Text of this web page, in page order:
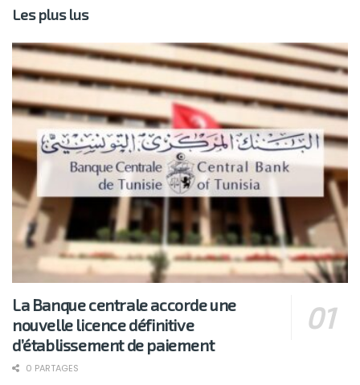
Les plus lus
La Banque centrale accorde une
nouvelle licence définitive
d’établissement de paiement
0 PARTAGES